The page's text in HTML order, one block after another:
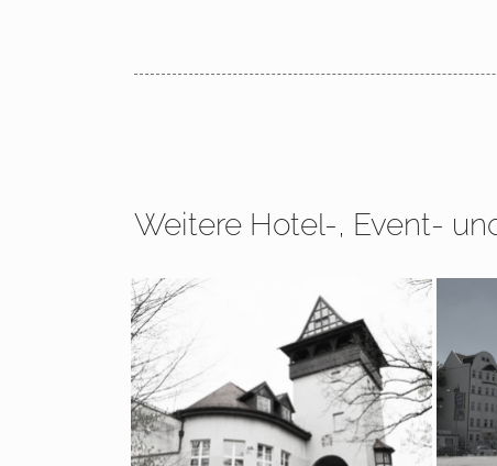
Weitere Hotel-, Event-
2010 – 2014 Berlin, Insel der
Jugend